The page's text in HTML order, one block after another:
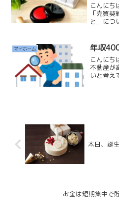
こんにち
「売買
と」につ
取引は
行われ
者様によ
をする業
マイホーム 年収
こんにち
不動産が
いと考え
万円を
400万円
本日、誕
お金は短期集中で